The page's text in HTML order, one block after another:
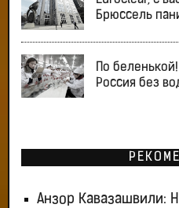
Брюссель
По
Россия без
Анзор Кавазашвили: